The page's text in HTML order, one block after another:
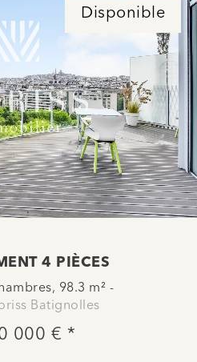
Disponible
4 PIÈCES
98.3 m² -
Batignolles
000 € *